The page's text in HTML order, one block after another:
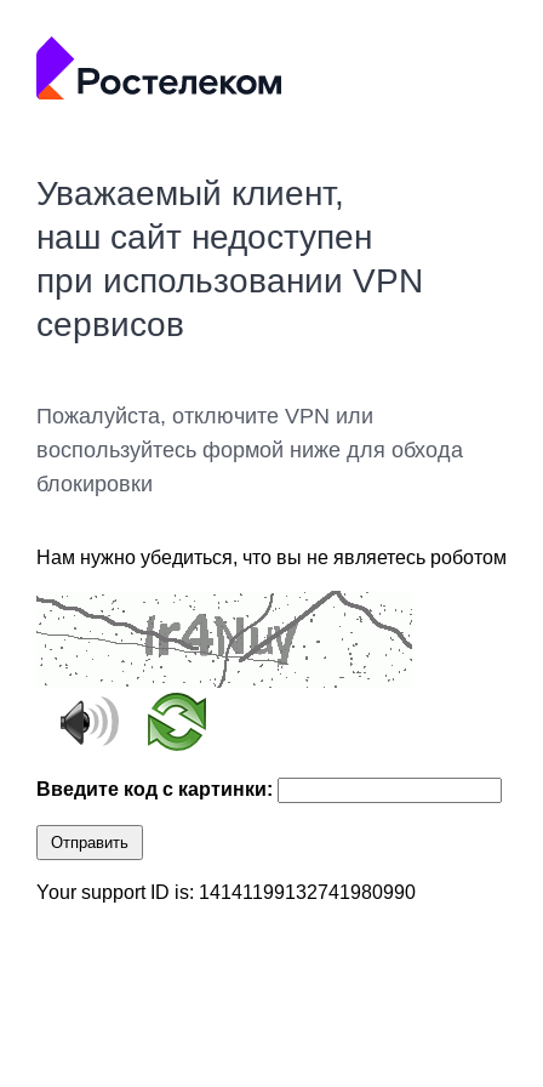
Уважаемый клиент,
наш сайт недоступен
при использовании VPN
сервисов
Пожалуйста, отключите VPN или
воспользуйтесь формой ниже для обхода
блокировки
Нам нужно убедиться, что вы не являетесь роботом
Введите код с картинки:
Отправить
Your support ID is: 14141199132741980990